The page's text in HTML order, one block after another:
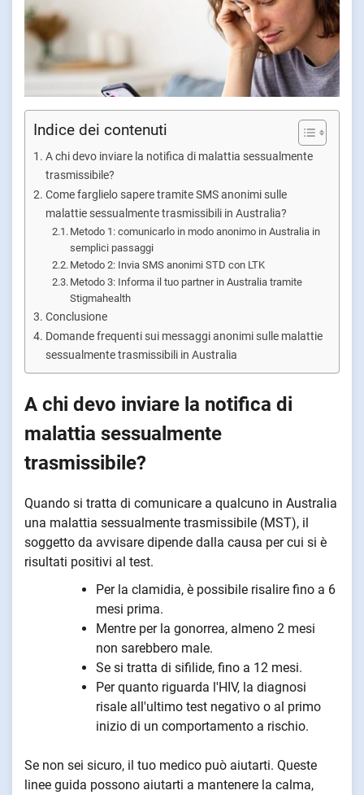
Indice dei contenuti
A chi devo inviare la notifica di malattia sessualmente
trasmissibile?
Come farglielo sapere tramite SMS anonimi sulle
malattie sessualmente trasmissibili in Australia?
Metodo 1: comunicarlo in modo anonimo in Australia in
semplici passaggi
Metodo 2: Invia SMS anonimi STD con LTK
Metodo 3: Informa il tuo partner in Australia tramite
Stigmahealth
Conclusione
Domande frequenti sui messaggi anonimi sulle malattie
sessualmente trasmissibili in Australia
A chi devo inviare la notifica di
malattia sessualmente
trasmissibile?
Quando si tratta di comunicare a qualcuno in Australia
una malattia sessualmente trasmissibile (MST), il
soggetto da avvisare dipende dalla causa per cui si è
risultati positivi al test.
Per la clamidia, è possibile risalire fino a 6
mesi prima.
Mentre per la gonorrea, almeno 2 mesi
non sarebbero male.
Se si tratta di sifilide, fino a 12 mesi.
Per quanto riguarda l'HIV, la diagnosi
risale all'ultimo test negativo o al primo
inizio di un comportamento a rischio.
Se non sei sicuro, il tuo medico può aiutarti. Queste
linee guida possono aiutarti a mantenere la calma,